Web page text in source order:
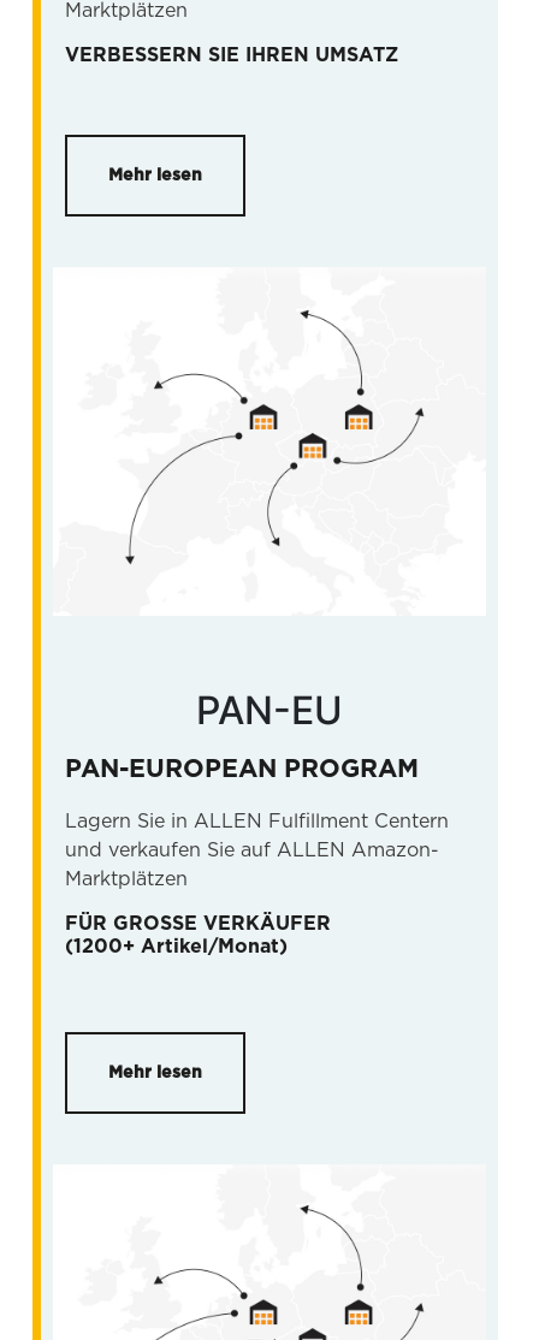
Marktplätzen
VERBESSERN SIE IHREN UMSATZ
Mehr lesen
PAN-EU
PAN-EUROPEAN PROGRAM
Lagern Sie in ALLEN Fulfillment Centern
und verkaufen Sie auf ALLEN Amazon-
Marktplätzen
FÜR GROSSE VERKÄUFER
(1200+ Artikel/Monat)
Mehr lesen